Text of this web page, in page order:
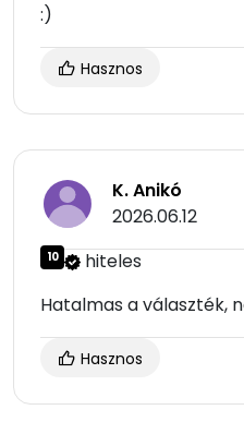
:)
Hasznos
K. Anikó
2026.06.12
10
hiteles
Hatalmas a választék,
Hasznos